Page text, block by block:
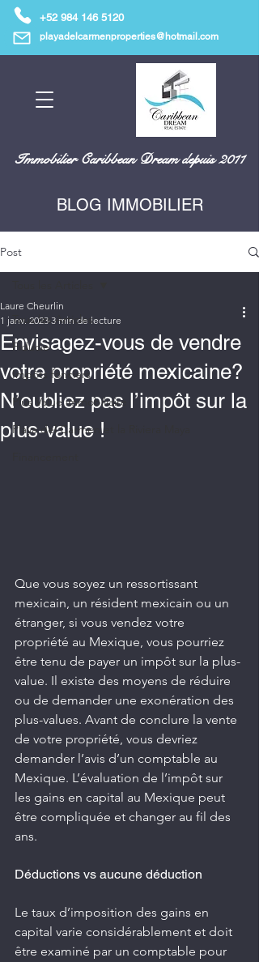
+52 984 146 5120
playadelcarmenproperties@hotmail.com
Immobilier Caribbean Dream depuis 2011
BLOG IMMOBILIER
Post
Tous les Articles
Fiducie
Impôts fonciers
Plus Value immobiliaire
Playa del Carmen et la Riviera Maya
Envisagez-vous de vendre
votre propriété mexicaine?
N’oubliez pas l’impôt sur la
plus-value !
Laure Cheurlin
1 janv. 2023 3 min de lecture
Que vous soyez un ressortissant
mexicain, un résident mexicain ou un
étranger, si vous vendez votre
propriété au Mexique, vous pourriez
être tenu de payer un impôt sur la plus-
value. Il existe des moyens de réduire
ou de demander une exonération des
plus-values. Avant de conclure la vente
de votre propriété, vous devriez
demander l’avis d’un comptable au
Mexique. L’évaluation de l’impôt sur
les gains en capital au Mexique peut
être compliquée et changer au fil des
ans.
Déductions vs aucune déduction
Le taux d’imposition des gains en
capital varie considérablement et doit
être examiné par un comptable pour